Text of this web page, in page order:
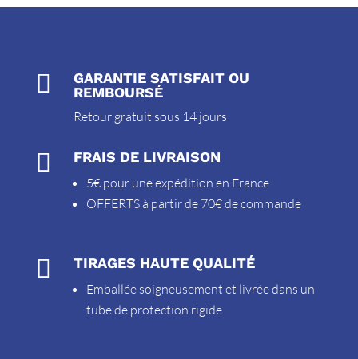

GARANTIE SATISFAIT OU
REMBOURSÉ
Retour gratuit sous 14 jours
 FRAIS DE LIVRAISON
5€ pour une expédition en France
OFFERTS à partir de 70€ de commande
 TIRAGES HAUTE QUALITÉ
Emballée soigneusement et livrée dans un
tube de protection rigide